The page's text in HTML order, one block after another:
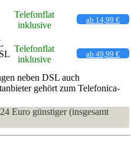
Telefonflat
inklusive
ab 14,99 €
Telefonflat
inklusive
ab 49,99 €
neben DSL auch
gehört zum Telefonica-
Euro günstiger (insgesamt